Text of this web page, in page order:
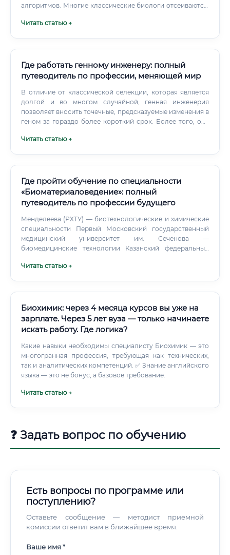
алгоритмов. Многие классические биологи отсеиваются,
командной строке Linux и писать сложные скрипты на
Читать статью →
Где работать генному инженеру: полный
путеводитель по профессии, меняющей мир
В отличие от классической селекции, которая является
долгой и во многом случайной, генная инженерия
позволяет вносить точечные, предсказуемые изменения в
геном за гораздо более короткий срок. Более того, она
гены между совершенно разными организмами
описывает, генный инженер активно конструирует и
создает новое.
Читать статью →
Где пройти обучение по специальности
«Биоматериаловедение»: полный
путеводитель по профессии будущего
Менделеева (РХТУ) — биотехнологические и химические
специальности Первый Московский государственный
медицинский университет им. Сеченова —
биомедицинские технологии Казанский федеральный
медицинской химии Базовые специальности для
Нанотехнологии Магистратура и аспирантура
Большинство ведущих специалистов в этой области
имеют учёную степень. Магистратура позволяет
углубиться в конкретное направление, а аспирантура
открывает двери к серьёзной научной карьере.
Читать статью →
Биохимик: через 4 месяца курсов вы уже на
зарплате. Через 5 лет вуза — только начинаете
искать работу. Где логика?
Какие навыки необходимы специалисту Биохимик — это
многогранная профессия, требующая как технических,
так и аналитических компетенций. ✅ Знание английского
языка — это не бонус, а базовое требование.
Читать статью →
❓ Задать вопрос по обучению
Есть вопросы по программе или
поступлению?
Оставьте сообщение — методист приемной
комиссии ответит вам в ближайшее время.
Ваше имя *